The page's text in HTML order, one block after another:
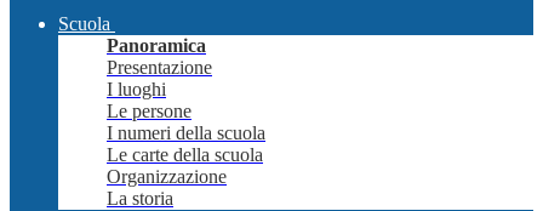
Scuola
Panoramica
Presentazione
I luoghi
Le persone
I numeri della scuola
Le carte della scuola
Organizzazione
La storia